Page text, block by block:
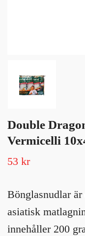
Double
Vermicelli
53 kr
Bönglasnudlar
asiatisk
innehåller 200